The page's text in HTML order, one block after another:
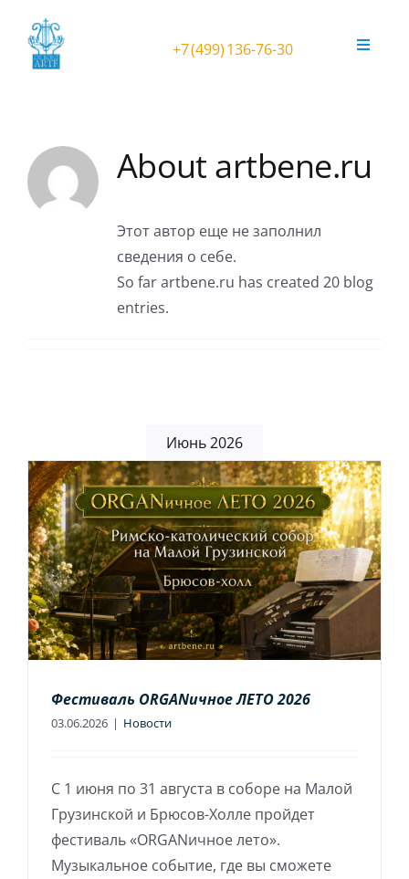
content
+7 (499) 136-76-30
Toggle
Фестиваль ORGANичное ЛЕТО
Концерты в Соборе
Игра на органе
About artbene.ru
Этот автор еще не заполнил
сведения о себе.
So far artbene.ru has created 20 blog
entries.
Июнь 2026
Фестиваль ORGANичное ЛЕТО 2026
03.06.2026 | Новости
С 1 июня по 31 августа в соборе на Малой
Грузинской и Брюсов-Холле пройдет
фестиваль «ORGANичное лето».
Музыкальное событие, где вы сможете